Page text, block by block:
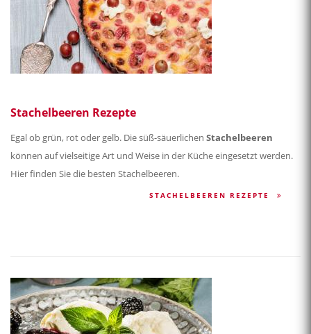
Stachelbeeren Rezepte
Egal ob grün, rot oder gelb. Die süß-säuerlichen Stachelbeeren
können auf vielseitige Art und Weise in der Küche eingesetzt werden.
Hier finden Sie die besten Stachelbeeren.
STACHELBEEREN REZEPTE